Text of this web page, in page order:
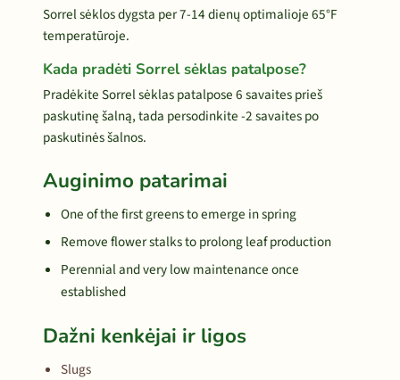
Sorrel sėklos dygsta per 7-14 dienų optimalioje 65°F
temperatūroje.
Kada pradėti Sorrel sėklas patalpose?
Pradėkite Sorrel sėklas patalpose 6 savaites prieš
paskutinę šalną, tada persodinkite -2 savaites po
paskutinės šalnos.
Auginimo patarimai
One of the first greens to emerge in spring
Remove flower stalks to prolong leaf production
Perennial and very low maintenance once
established
Dažni kenkėjai ir ligos
Slugs